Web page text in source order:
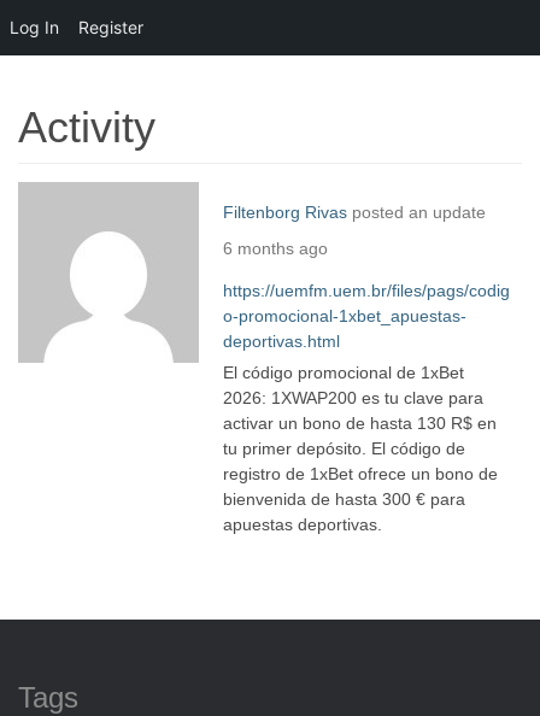
Activity
Filtenborg Rivas posted an update
6 months ago
https://uemfm.uem.br/files/pags/codig
o-promocional-1xbet_apuestas-
deportivas.html
El código promocional de 1xBet
2026: 1XWAP200 es tu clave para
activar un bono de hasta 130 R$ en
tu primer depósito. El código de
registro de 1xBet ofrece un bono de
bienvenida de hasta 300 € para
apuestas deportivas.
Tags
Log In Register